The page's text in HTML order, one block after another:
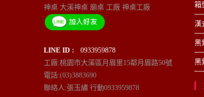
神桌 大溪神桌 廟桌 工廠 神桌工廠
LINE ID :
0933959878
工廠:桃園市大溪區月眉里15鄰月眉路50號
電話:(03)3883690
聯絡人:張玉繡 行動0933959878
箱
漢
黑
黑